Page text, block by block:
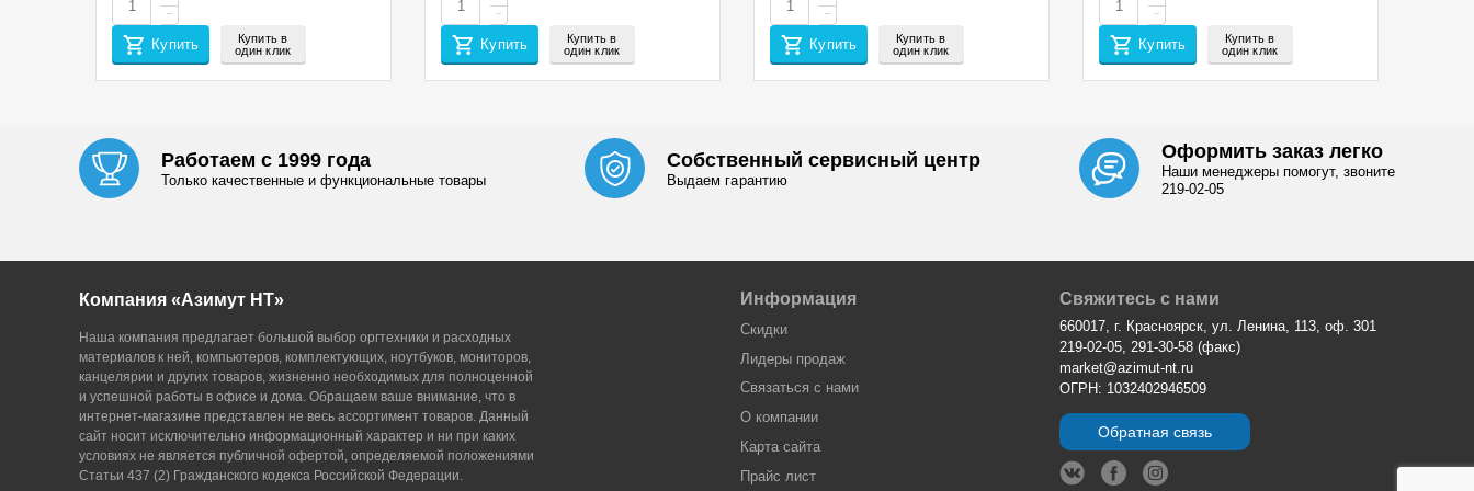
−
Купить
Купить в
один клик
−
Купить
Купить в
один клик
−
Купить
Купить в
один клик
−
Купить
Купить в
один клик
Работаем с 1999 года
Только качественные и функциональные товары
Собственный сервисный центр
Выдаем гарантию
Оформить заказ легко
Наши менеджеры помогут, звоните
219-02-05
Компания «Азимут НТ»
Наша компания предлагает большой выбор оргтехники и расходных
материалов к ней, компьютеров, комплектующих, ноутбуков, мониторов,
канцелярии и других товаров, жизненно необходимых для полноценной
и успешной работы в офисе и дома. Обращаем ваше внимание, что в
интернет-магазине представлен не весь ассортимент товаров. Данный
сайт носит исключительно информационный характер и ни при каких
условиях не является публичной офертой, определяемой положениями
Статьи 437 (2) Гражданского кодекса Российской Федерации.
Информация
Скидки
Лидеры продaж
Связаться с нами
О компании
Карта сайта
Прайс лист
Свяжитесь с нами
660017, г. Красноярск, ул. Ленина, 113, оф. 301
219-02-05, 291-30-58 (факс)
market@azimut-nt.ru
ОГРН: 1032402946509
Обратная связь